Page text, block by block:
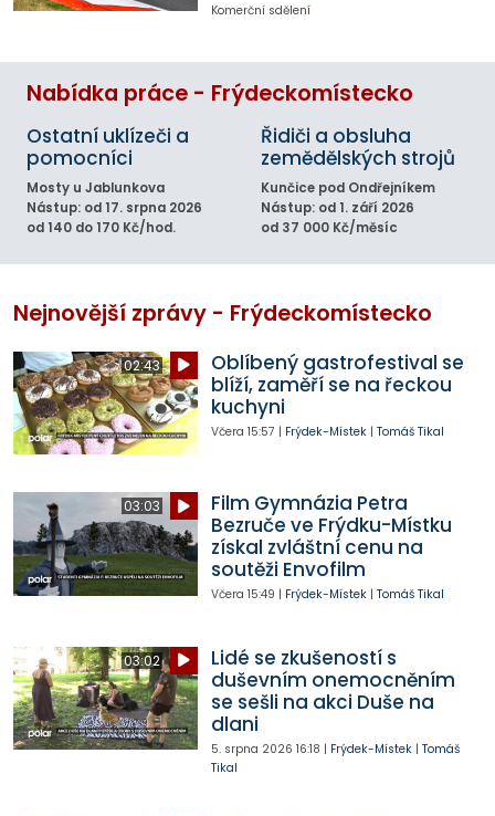
Komerční sdělení
Nabídka práce - Frýdeckomístecko
Ostatní uklízeči a
pomocníci
Mosty u Jablunkova
Nástup: od 17. srpna 2026
od 140 do 170 Kč/hod.
Řidiči a obsluha
zemědělských strojů
Kunčice pod Ondřejníkem
Nástup: od 1. září 2026
od 37 000 Kč/měsíc
Nejnovější zprávy - Frýdeckomístecko
02:43
Oblíbený gastrofestival se
blíží, zaměří se na řeckou
kuchyni
Včera 15:57 | Frýdek-Místek| Tomáš Tikal
03:03
Film Gymnázia Petra
Bezruče ve Frýdku-Místku
získal zvláštní cenu na
soutěži Envofilm
Včera 15:49 | Frýdek-Místek| Tomáš Tikal
03:02
Lidé se zkušeností s
duševním onemocněním
se sešli na akci Duše na
dlani
5. srpna 2026 16:18 | Frýdek-Místek| Tomáš
Tikal